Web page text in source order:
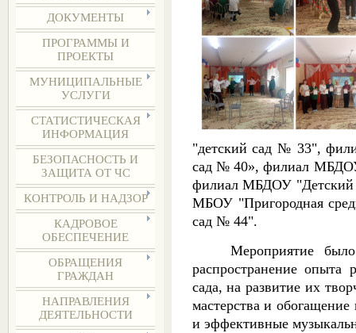
ДОКУМЕНТЫ
ПРОГРАММЫ И
ПРОЕКТЫ
МУНИЦИПАЛЬНЫЕ
УСЛУГИ
СТАТИСТИЧЕСКАЯ
ИНФОРМАЦИЯ
БЕЗОПАСНОСТЬ И
ЗАЩИТА ОТ ЧС
КОНТРОЛЬ И НАДЗОР
КАДРОВОЕ
ОБЕСПЕЧЕНИЕ
ОБРАЩЕНИЯ
ГРАЖДАН
НАПРАВЛЕНИЯ
ДЕЯТЕЛЬНОСТИ
"детский сад № 33",
сад № 40», филиал
филиал МБДОУ "Детский
МБОУ "Пригородная
сад № 44".
Мероприятие
распространение опыта
сада, на развитие их
мастерства и
и эффективные